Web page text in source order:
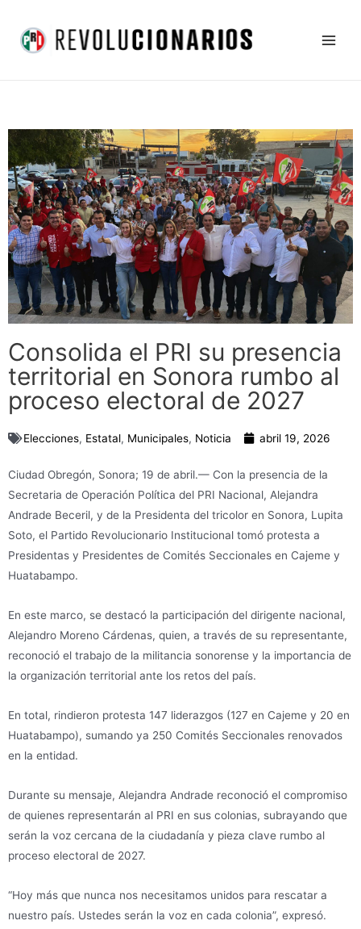
contenido
Consolida el PRI su presencia
territorial en Sonora rumbo al
proceso electoral de 2027
Elecciones, Estatal, Municipales, Noticia abril 19, 2026
Ciudad Obregón, Sonora; 19 de abril.— Con la presencia de la
Secretaria de Operación Política del PRI Nacional, Alejandra
Andrade Beceril, y de la Presidenta del tricolor en Sonora, Lupita
Soto, el Partido Revolucionario Institucional tomó protesta a
Presidentas y Presidentes de Comités Seccionales en Cajeme y
Huatabampo.
En este marco, se destacó la participación del dirigente nacional,
Alejandro Moreno Cárdenas, quien, a través de su representante,
reconoció el trabajo de la militancia sonorense y la importancia de
la organización territorial ante los retos del país.
En total, rindieron protesta 147 liderazgos (127 en Cajeme y 20 en
Huatabampo), sumando ya 250 Comités Seccionales renovados
en la entidad.
Durante su mensaje, Alejandra Andrade reconoció el compromiso
de quienes representarán al PRI en sus colonias, subrayando que
serán la voz cercana de la ciudadanía y pieza clave rumbo al
proceso electoral de 2027.
“Hoy más que nunca nos necesitamos unidos para rescatar a
nuestro país. Ustedes serán la voz en cada colonia”, expresó.